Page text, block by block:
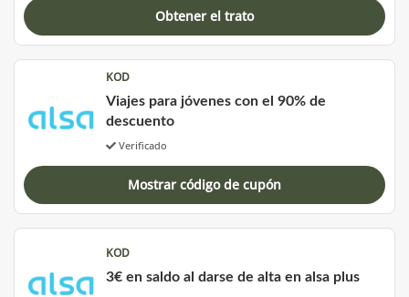
Obtener el trato
KOD
Viajes para jóvenes con el 90% de
descuento
Verificado
Mostrar código de cupón
KOD
3€ en saldo al darse de alta en alsa plus